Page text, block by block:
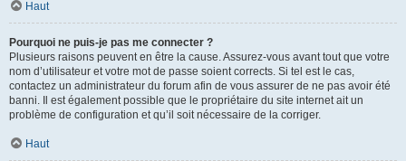
Haut
Pourquoi ne puis-je pas me connecter ?
Plusieurs raisons peuvent en être la cause. Assurez-vous avant tout que votre
nom d’utilisateur et votre mot de passe soient corrects. Si tel est le cas,
contactez un administrateur du forum afin de vous assurer de ne pas avoir été
banni. Il est également possible que le propriétaire du site internet ait un
problème de configuration et qu’il soit nécessaire de la corriger.
Haut